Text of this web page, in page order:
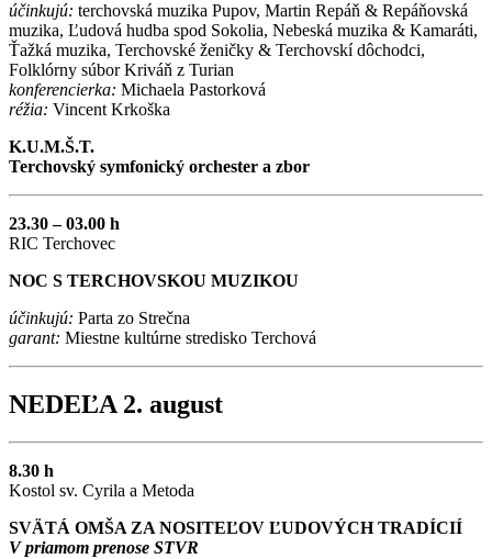
účinkujú: terchovská muzika Pupov, Martin Repáň & Repáňovská
muzika, Ľudová hudba spod Sokolia, Nebeská muzika & Kamaráti,
Ťažká muzika, Terchovské ženičky & Terchovskí dôchodci,
Folklórny súbor Kriváň z Turian
konferencierka: Michaela Pastorková
réžia: Vincent Krkoška
K.U.M.Š.T.
Terchovský symfonický orchester a zbor
23.30 – 03.00 h
RIC Terchovec
NOC S TERCHOVSKOU MUZIKOU
účinkujú: Parta zo Strečna
garant: Miestne kultúrne stredisko Terchová
NEDEĽA 2. august
8.30 h
Kostol sv. Cyrila a Metoda
SVÄTÁ OMŠA ZA NOSITEĽOV ĽUDOVÝCH TRADÍCIÍ
V priamom prenose STVR